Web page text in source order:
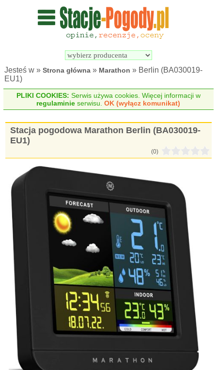
Wyszukiwarka
pogodowych
Jesteś w »Strona główna » Marathon » Berlin (BA030019-
EU1)
PLIKI COOKIES: Serwis używa cookies. Więcej informacji w
regulaminie serwisu.OK (wyłącz komunikat)
Stacja pogodowa Marathon Berlin (BA030019-
EU1)
(0)